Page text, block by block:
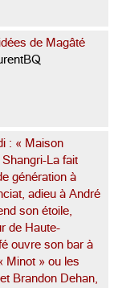
de Magâté
: « Maison
La fait
génération à
adieu à André
son étoile,
de Haute-
ouvre son bar à
Minot » ou les
Brandon Dehan,